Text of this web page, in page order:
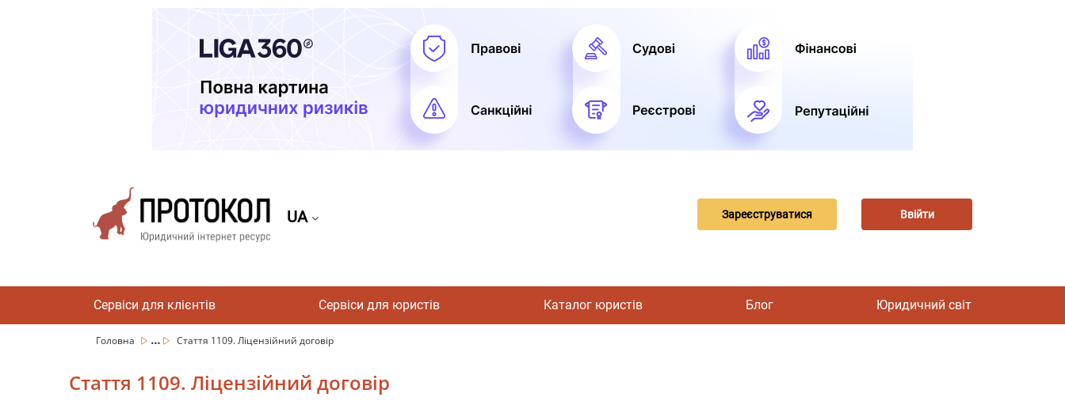
UA Зареєструватися Ввійти
Сервіси для клієнтів Сервіси для юристів Каталог юристів Блог Юридичний світ
Головна ... Стаття 1109. Ліцензійний договір
Стаття 1109. Ліцензійний договір